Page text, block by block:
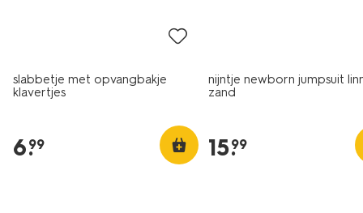
slabbetje met opvangbakje
klavertjes
6.
99
nijntje newborn jumpsuit
zand
15.
99